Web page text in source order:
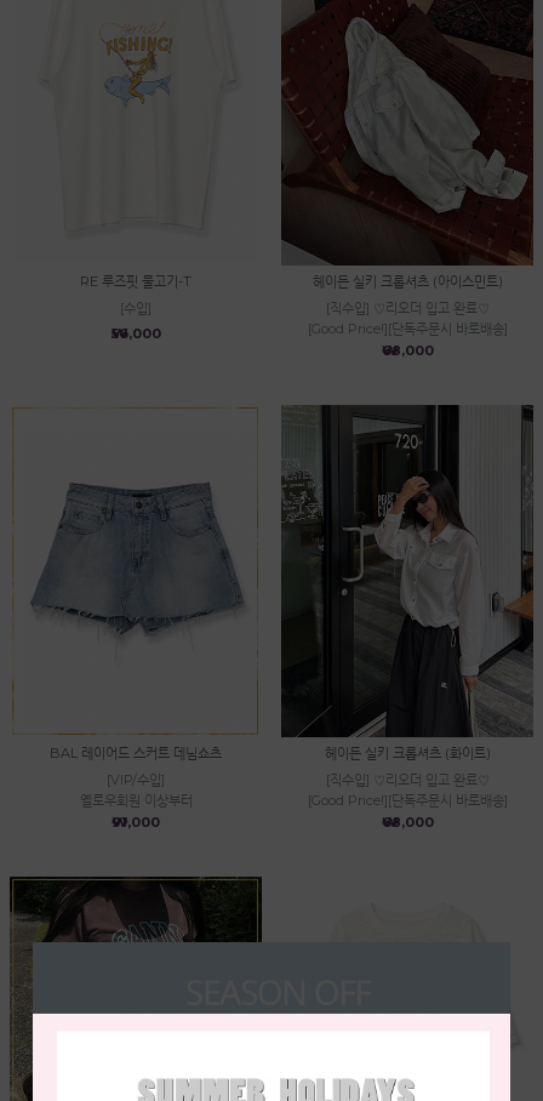
RE 루즈핏 물고기-T
[수입]
₩56,000
헤이든 실키 크롭셔츠 (아이스민트)
[직수입] ♡리오더 입고 완료♡
[Good Price!][단독주문시 바로배송]
₩68,000
BAL 레이어드 스커트 데님쇼츠
[VIP/수입]
옐로우회원 이상부터
₩91,000
헤이든 실키 크롭셔츠 (화이트)
[직수입] ♡리오더 입고 완료♡
[Good Price!][단독주문시 바로배송]
₩68,000